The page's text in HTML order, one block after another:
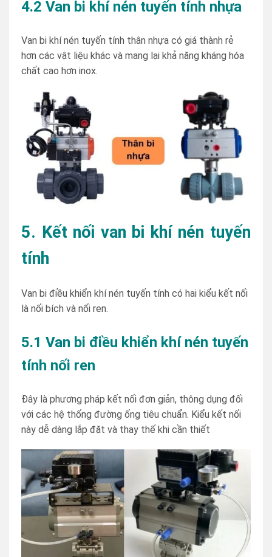
4.2 Van bi khí nén tuyến tính nhựa
Van bi khí nén tuyến tính thân nhựa có giá thành rẻ
hơn các vật liệu khác và mang lại khả năng kháng hóa
chất cao hơn inox.
5. Kết nối van bi khí nén tuyến
tính
Van bi điều khiển khí nén tuyến tính có hai kiểu kết nối
là nối bích và nối ren.
5.1 Van bi điều khiển khí nén tuyến
tính nối ren
Đây là phương pháp kết nối đơn giản, thông dụng đối
với các hệ thống đường ống tiêu chuẩn. Kiểu kết nối
này dễ dàng lắp đặt và thay thế khi cần thiết